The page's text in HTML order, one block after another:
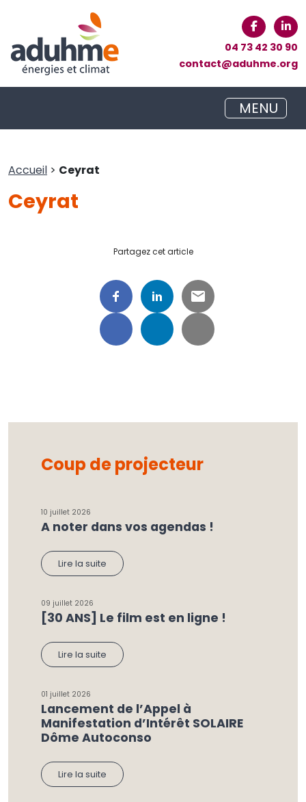
04 73 42 30 90
contact@aduhme.org
MENU
Accueil > Ceyrat
Ceyrat
Partagez cet article
Coup de projecteur
10 juillet 2026
A noter dans vos agendas !
Lire la suite
09 juillet 2026
[30 ANS] Le film est en ligne !
Lire la suite
01 juillet 2026
Lancement de l’Appel à
Manifestation d’Intérêt SOLAIRE
Dôme Autoconso
Lire la suite